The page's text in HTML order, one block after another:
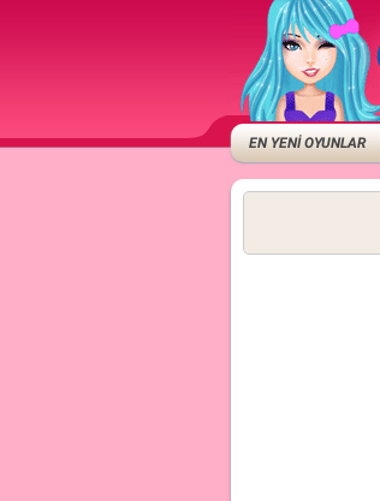
EN YENİ OYUNLAR